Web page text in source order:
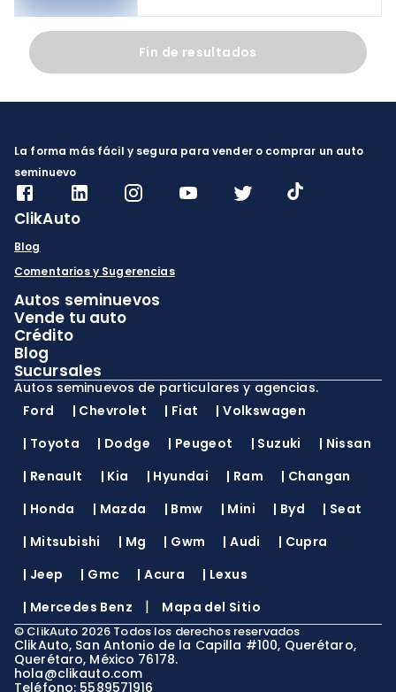
Fin de resultados
La forma más fácil y segura para vender o comprar un auto
seminuevo
ClikAuto
Blog
Comentarios y Sugerencias
Autos seminuevos
Vende tu auto
Crédito
Blog
Sucursales
Autos seminuevos de particulares y agencias.
Ford
| Chevrolet | Fiat |Volkswagen
| Toyota | Dodge | Peugeot | Suzuki | Nissan
| Renault | Kia | Hyundai | Ram | Changan
| Honda | Mazda | Bmw | Mini | Byd | Seat
| Mitsubishi | Mg | Gwm |Audi | Cupra
| Jeep | Gmc |Acura | Lexus
| Mercedes Benz | Mapa del Sitio
© ClikAuto 2026 Todos los derechos reservados
ClikAuto, San Antonio de la Capilla #100, Querétaro,
Querétaro, México 76178.
hola@clikauto.com
Teléfono: 5589571916